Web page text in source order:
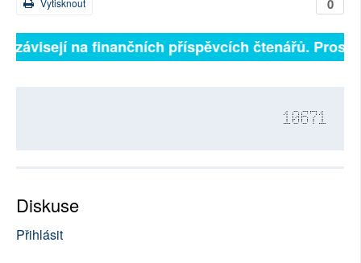
0
Vytisknout
závisejí na finančních příspěvcích čtenářů.
10671
Diskuse
Přihlásit